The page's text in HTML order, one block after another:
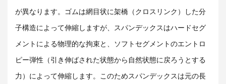
が異なります。ゴムは網目状に架橋（クロスリンク）した分
子構造によって伸縮しますが、スパンデックスはハードセグ
メントによる物理的な拘束と、ソフトセグメントのエントロ
ピー弾性（引き伸ばされた状態から自然状態に戻ろうとする
力）によって伸縮します。このためスパンデックスは元の長